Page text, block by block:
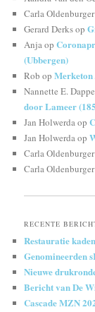
Carla Oldenburger
Gerard Derksop
Anjaop
(Ubbergen)
Rob opMerketon
Nannette E.
door Lameer
Jan Holwerdaop
Jan Holwerdaop
Carla Oldenburger
Carla Oldenburger
RECENTE
Restauratie
Genomineerden
Nieuwe
Bericht van De
Cascade MZN